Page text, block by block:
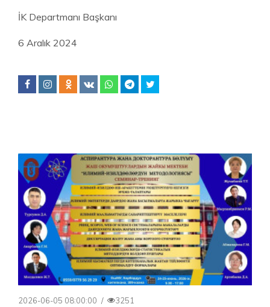
İK Departmanı Başkanı
6 Aralık 2024
2026-06-05 08:00:00 / 3251